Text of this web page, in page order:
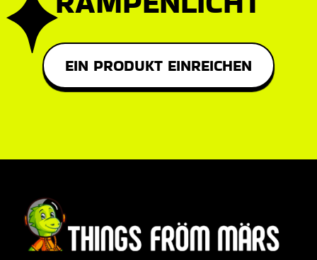
EIN PRODUKT EINREICHEN